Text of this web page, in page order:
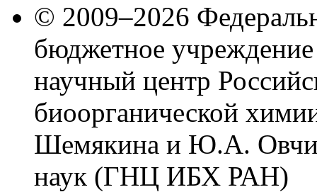
© 2009–2026
бюджетное
научный центр
биоорганической
Шемякина и Ю.А.
наук (ГНЦ ИБХ РАН)